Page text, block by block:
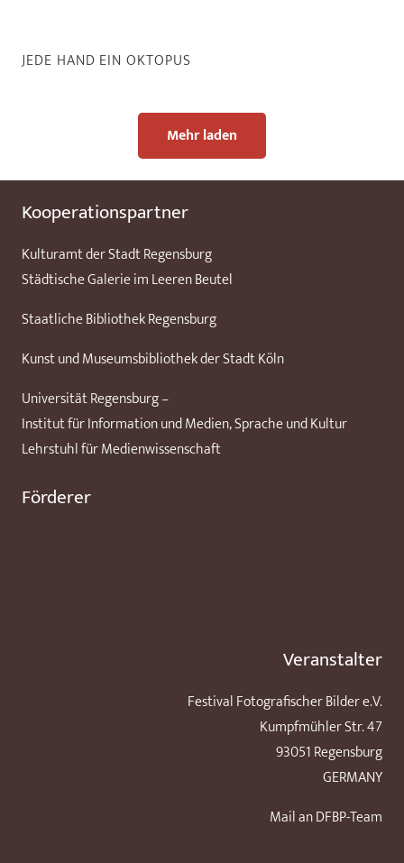
JEDE HAND EIN OKTOPUS
Mehr laden
Kooperationspartner
Kulturamt der Stadt Regensburg
Städtische Galerie im Leeren Beutel
Staatliche Bibliothek Regensburg
Kunst und Museumsbibliothek der Stadt Köln
Universität Regensburg –
Institut für Information und Medien, Sprache und Kultur
Lehrstuhl für Medienwissenschaft
Förderer
Veranstalter
Festival Fotografischer Bilder e.V.
Kumpfmühler Str. 47
93051 Regensburg
GERMANY
Mail an DFBP-Team